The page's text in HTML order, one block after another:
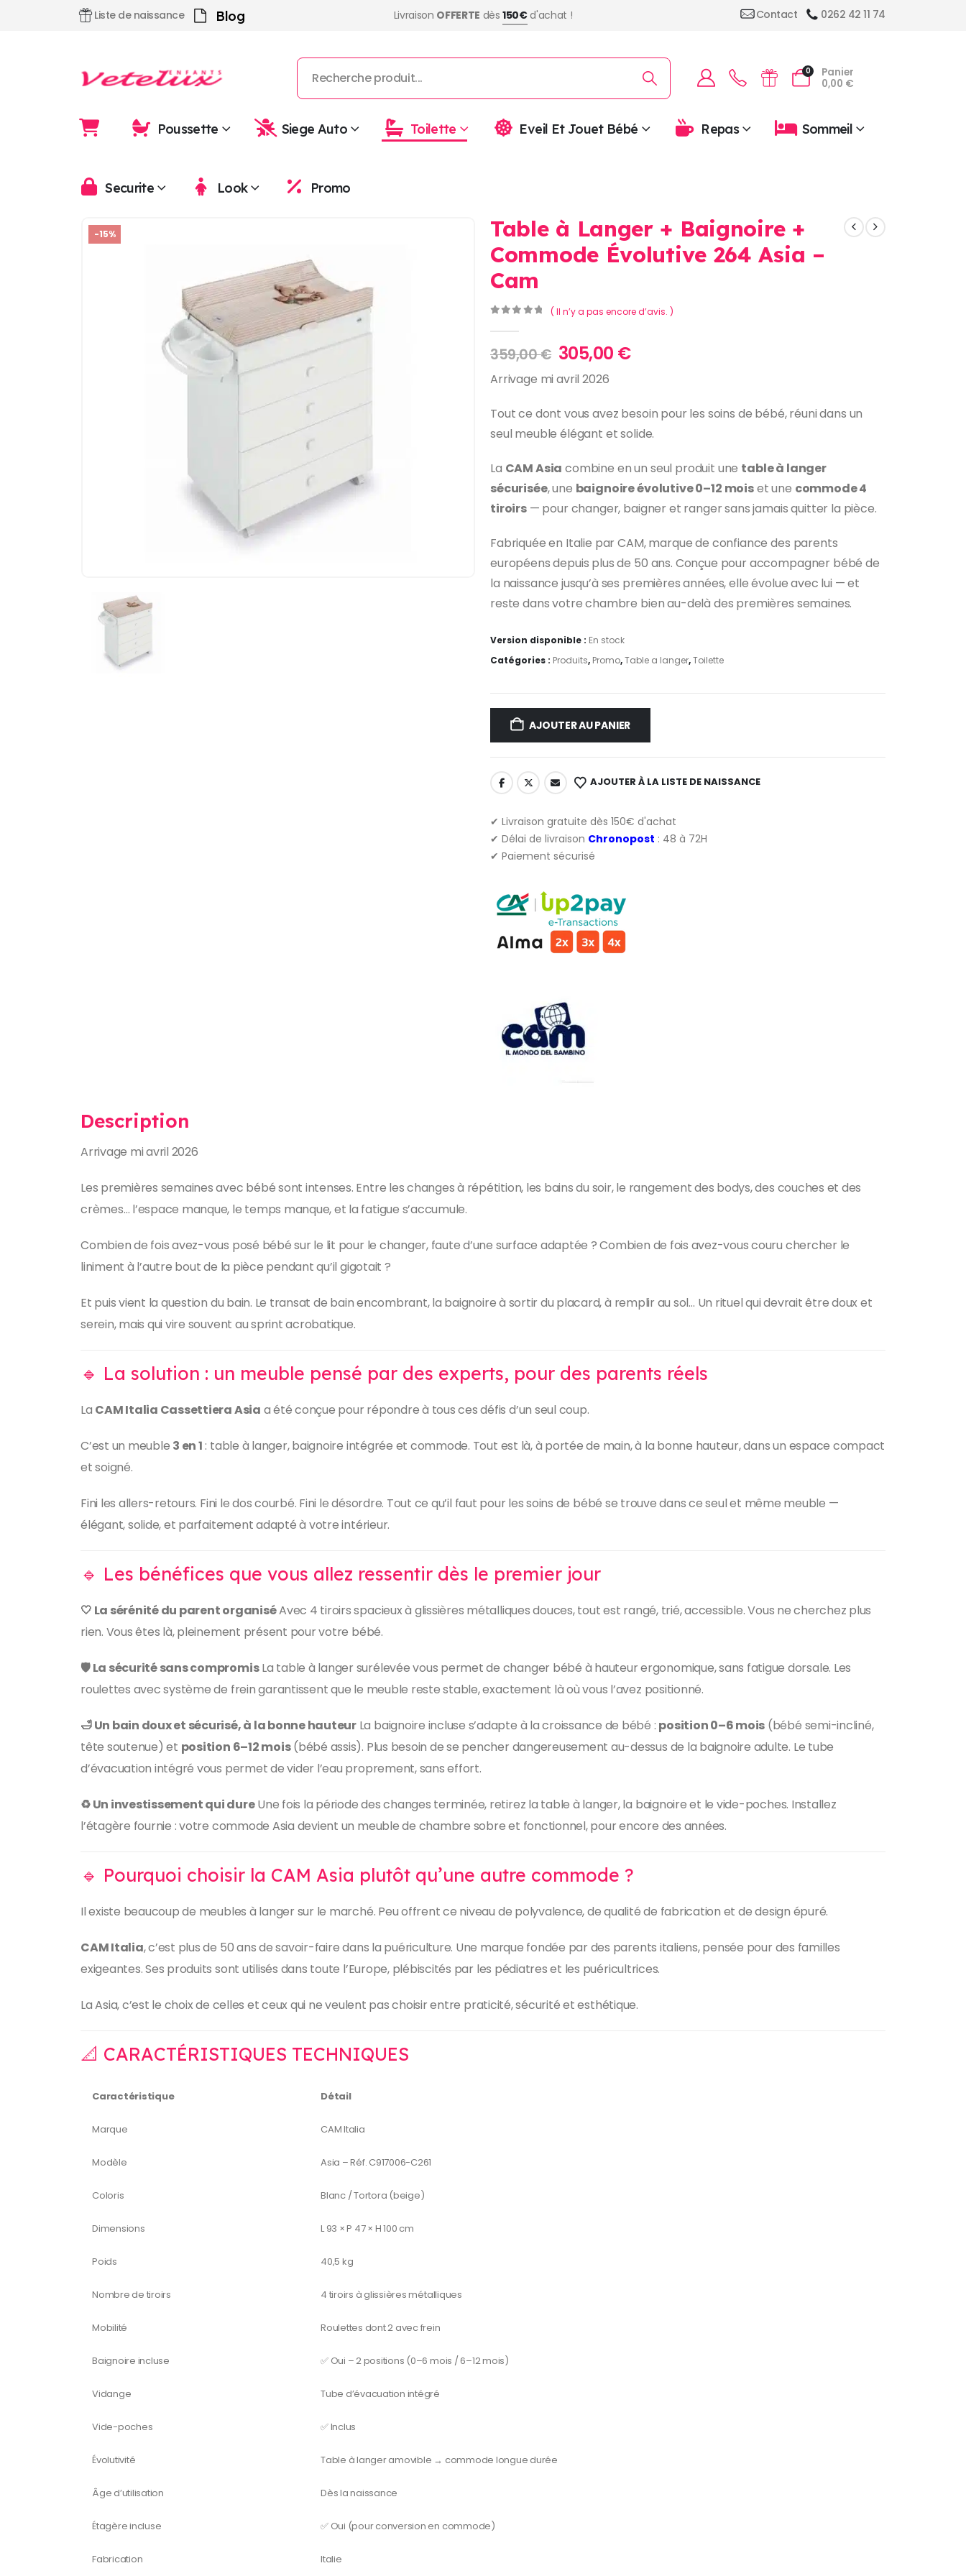
Liste de naissance Blog Livraison OFFERTE dès150€d'achat ! Contact 0262 42 11 74
0
Panier
0,00 €
Poussette Siege Auto Toilette Eveil Et Jouet Bébé Repas Sommeil
Securite Look Promo
-15%
Table à Langer + Baignoire +
Commode Évolutive 264 Asia –
Cam
( Il n’y a pas encore d’avis. )
359,00€ Le
prix
initial
était :
359,00 €.
305,00 €Le
est :
305,00 €.
Arrivage mi avril 2026
Tout ce dont vous avez besoin pour les soins de bébé, réuni dans un
seul meuble élégant et solide.
La CAM Asia combine en un seul produit une table à langer
sécurisée, une baignoire évolutive 0–12 moiset une commode 4
tiroirs— pour changer, baigner et ranger sans jamais quitter la pièce.
Fabriquée en Italie par CAM, marque de confiance des parents
européens depuis plus de 50 ans. Conçue pour accompagner bébé de
la naissance jusqu’à ses premières années, elle évolue avec lui — et
reste dans votre chambre bien au-delà des premières semaines.
Version disponible : En stock
Catégories : Produits, Promo,Table a langer,Toilette
AJOUTER AU PANIER
AJOUTER À LA LISTE DE NAISSANCE
✔ Livraison gratuite dès 150€ d'achat
✔ Délai de livraison Chronopost : 48 à 72H
✔ Paiement sécurisé
Description
Arrivage mi avril 2026
Les premières semaines avec bébé sont intenses. Entre les changes à répétition, les bains du soir, le rangement des bodys, des couches et des
crèmes… l’espace manque, le temps manque, et la fatigue s’accumule.
Combien de fois avez-vous posé bébé sur le lit pour le changer, faute d’une surface adaptée ? Combien de fois avez-vous couru chercher le
liniment à l’autre bout de la pièce pendant qu’il gigotait ?
Et puis vient la question du bain. Le transat de bain encombrant, la baignoire à sortir du placard, à remplir au sol… Un rituel qui devrait être doux et
serein, mais qui vire souvent au sprint acrobatique.
🔹 La solution : un meuble pensé par des experts, pour des parents réels
La CAM Italia Cassettiera Asia a été conçue pour répondre à tous ces défis d’un seul coup.
C’est un meuble 3 en 1 : table à langer, baignoire intégrée et commode. Tout est là, à portée de main, à la bonne hauteur, dans un espace compact
et soigné.
Fini les allers-retours. Fini le dos courbé. Fini le désordre. Tout ce qu’il faut pour les soins de bébé se trouve dans ce seul et même meuble —
élégant, solide, et parfaitement adapté à votre intérieur.
🔹 Les bénéfices que vous allez ressentir dès le premier jour
🤍 La sérénité du parent organiséAvec 4 tiroirs spacieux à glissières métalliques douces, tout est rangé, trié, accessible. Vous ne cherchez plus
rien. Vous êtes là, pleinement présent pour votre bébé.
🛡️ La sécurité sans compromisLa table à langer surélevée vous permet de changer bébé à hauteur ergonomique, sans fatigue dorsale. Les
roulettes avec système de frein garantissent que le meuble reste stable, exactement là où vous l’avez positionné.
🛁 Un bain doux et sécurisé, à la bonne hauteurLa baignoire incluse s’adapte à la croissance de bébé : position 0–6 mois (bébé semi-incliné,
tête soutenue) et position 6–12 mois(bébé assis). Plus besoin de se pencher dangereusement au-dessus de la baignoire adulte. Le tube
d’évacuation intégré vous permet de vider l’eau proprement, sans effort.
♻️ Un investissement qui dureUne fois la période des changes terminée, retirez la table à langer, la baignoire et le vide-poches. Installez
l’étagère fournie : votre commode Asia devient un meuble de chambre sobre et fonctionnel, pour encore des années.
🔹 Pourquoi choisir la CAM Asia plutôt qu’une autre commode ?
Il existe beaucoup de meubles à langer sur le marché. Peu offrent ce niveau de polyvalence, de qualité de fabrication et de design épuré.
CAM Italia, c’est plus de 50 ans de savoir-faire dans la puériculture. Une marque fondée par des parents italiens, pensée pour des familles
exigeantes. Ses produits sont utilisés dans toute l’Europe, plébiscités par les pédiatres et les puéricultrices.
La Asia, c’est le choix de celles et ceux qui ne veulent pas choisir entre praticité, sécurité et esthétique.
📐 CARACTÉRISTIQUES TECHNIQUES
Caractéristique Détail
Marque CAM Italia
Modèle Asia – Réf. C917006-C261
Coloris Blanc / Tortora (beige)
Dimensions L 93 × P 47 × H 100 cm
Poids 40,5 kg
Nombre de tiroirs 4 tiroirs à glissières métalliques
Mobilité Roulettes dont 2 avec frein
Baignoire incluse ✅ Oui – 2 positions (0–6 mois / 6–12 mois)
Vidange Tube d’évacuation intégré
Vide-poches ✅ Inclus
Évolutivité Table à langer amovible → commode longue durée
Âge d’utilisation Dès la naissance
Étagère incluse ✅ Oui (pour conversion en commode)
Fabrication Italie